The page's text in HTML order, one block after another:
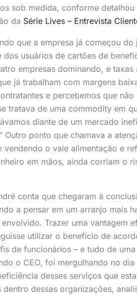
sob medida, conforme
da Série Lives – Entrevista
que a empresa já começou
dos usuários de cartões de
empresas dominando, e
já trabalham com margens
e percebemos que
tratava de uma commodity em
diante de um mercado
Outro ponto que chamava a
vendendo o vale alimentação e
em mãos, ainda corriam o
conta que chegaram à
a pensar em um arranjo mais
Trazer uma vantagem
utilizar o benefício de
de funcionários – e tudo de
o CEO, foi mergulhando no
desses serviços que
dentro dessas organizações,